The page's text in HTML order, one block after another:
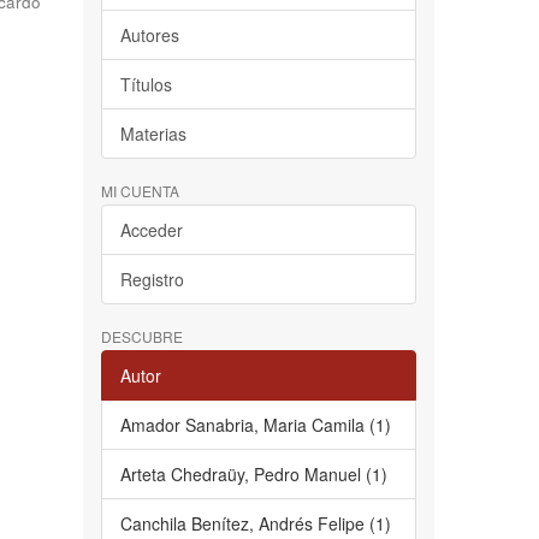
Autores
Títulos
Materias
MI CUENTA
Acceder
Registro
DESCUBRE
Autor
Amador Sanabria, Maria Camila (1)
Arteta Chedraüy, Pedro Manuel (1)
Canchila Benítez, Andrés Felipe (1)